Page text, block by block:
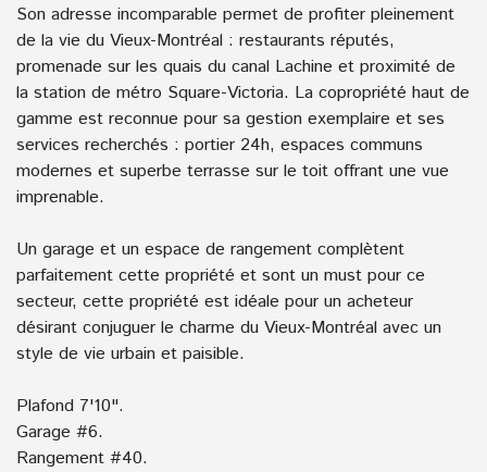
Son adresse incomparable permet de profiter pleinement
de la vie du Vieux-Montréal : restaurants réputés,
promenade sur les quais du canal Lachine et proximité de
la station de métro Square-Victoria. La copropriété haut de
gamme est reconnue pour sa gestion exemplaire et ses
services recherchés : portier 24h, espaces communs
modernes et superbe terrasse sur le toit offrant une vue
imprenable.
Un garage et un espace de rangement complètent
parfaitement cette propriété et sont un must pour ce
secteur, cette propriété est idéale pour un acheteur
désirant conjuguer le charme du Vieux-Montréal avec un
style de vie urbain et paisible.
Plafond 7'10".
Garage #6.
Rangement #40.